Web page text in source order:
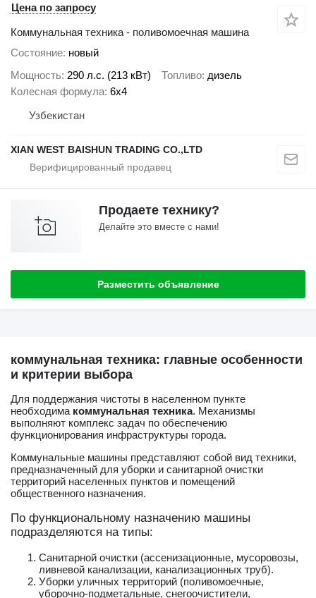
Цена по запросу
Коммунальная техника - поливомоечная машина
Состояние новый
Мощность 290 л.с. (213 кВт) Топливо дизель
Колесная формула 6x4
Узбекистан
XIAN WEST BAISHUN TRADING CO.,LTD
Продаете технику?
Делайте это вместе с нами!
Разместить объявление
коммунальная техника: главные особенности
и критерии выбора
Для поддержания чистоты в населенном пункте
необходима коммунальная техника. Механизмы
выполняют комплекс задач по обеспечению
функционирования инфраструктуры города.
Коммунальные машины представляют собой вид техники,
предназначенный для уборки и санитарной очистки
территорий населенных пунктов и помещений
общественного назначения.
По функциональному назначению машины
подразделяются на типы:
Санитарной очистки (ассенизационные, мусоровозы,
ливневой канализации, канализационных труб).
Уборки уличных территорий (поливомоечные,
уборочно-подметальные, снегоочистители,